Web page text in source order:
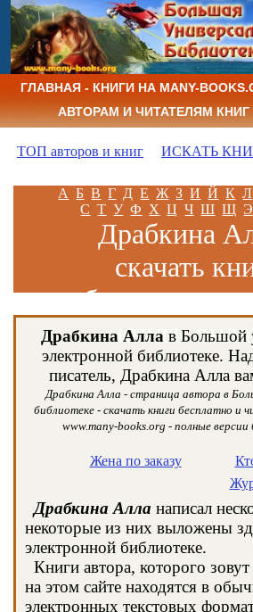
ГЛАВНАЯ - КНИГИ НА MANY-
АВТОРАМ И ЧИТАТЕЛЯМ КНИГ
ТОП авторов и книг ИСКАТЬ
А Б В Г Д Е Ж З И Й К Л
С Т У Ф Х Ц Ч Ш Щ Э
Драбкина
скачать
бесплатно и
книги
Драбкина Алла в Большой
электронной библиотеке.
писатель, Драбкина Алла
Драбкина Алла - страница автора в
библиотеке - скачать книги бесплатно и
www.many-books.org - полные версии
Жена по заказу
Драбкина Алла написал
некоторые из них выложены
электронной библиотеке.
Книги автора, которого
на этом сайте находятся в
электронных текстовых